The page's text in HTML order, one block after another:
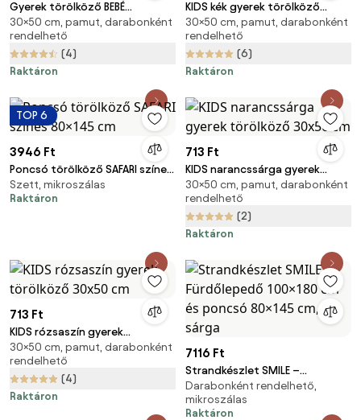
Gyerek törölköző BEBÉ
napocska sárga 30x50 cm
30×50 cm, pamut, darabonként
rendelhető
(4)
Raktáron
KIDS kék gyerek törölköző
30x50 cm
30×50 cm, pamut, darabonként
rendelhető
(6)
Raktáron
TOP 6
3946 Ft
Poncsó törölköző SAFARI színes
80×145 cm
Szett, mikroszálas
Raktáron
713 Ft
KIDS narancssárga gyerek
törölköző 30x50 cm
30×50 cm, pamut, darabonként
rendelhető
(2)
Raktáron
713 Ft
KIDS rózsaszín gyerek
törölköző 30x50 cm
30×50 cm, pamut, darabonként
rendelhető
(4)
Raktáron
7116 Ft
Strandkészlet SMILE –
Fürdőlepedő 100×180 cm és
poncsó 80×145 cm, sárga
Darabonként rendelhető,
mikroszálas
Raktáron